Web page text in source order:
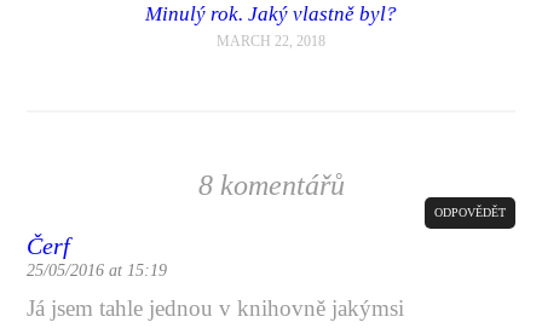
Minulý rok. Jaký vlastně byl?
MARCH 22, 2018
8 komentářů
Čerf
25/05/2016 at 15:19
ODPOVĚDĚT
Já jsem tahle jednou v knihovně jakýmsi